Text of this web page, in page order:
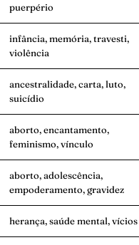
puerpério
infância, memória, travesti,
violência
ancestralidade, carta, luto,
suicídio
aborto, encantamento,
feminismo, vínculo
aborto, adolescência,
empoderamento, gravidez
herança, saúde mental, vícios